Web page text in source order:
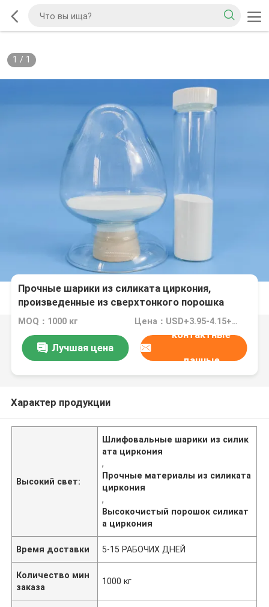
1 / 1
Прочные шарики из силиката циркония,
произведенные из сверхтонкого порошка
высокой чистоты и уникальной формулы для
шлифовки и получения матовой поверхности
125-250 мкм B60
MOQ：1000 кг Цена：USD+3.95-4.15+Kg
Лучшая цена
контактные
данные
Характер продукции
Высокий свет:
Шлифовальные шарики из силик
ата циркония
,
Прочные материалы из силиката
циркония
,
Высокочистый порошок силикат
а циркония
Время доставки 5-15 РАБОЧИХ ДНЕЙ
Количество мин
заказа
1000 кг